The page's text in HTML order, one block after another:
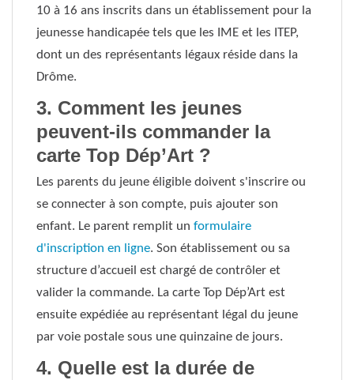
10 à 16 ans inscrits dans un établissement pour la
jeunesse handicapée tels que les IME et les ITEP,
dont un des représentants légaux réside dans la
Drôme.
3. Comment les jeunes
peuvent-ils commander la
carte Top Dép’Art ?
Les parents du jeune éligible doivent s'inscrire ou
se connecter à son compte, puis ajouter son
enfant. Le parent remplit un formulaire
d'inscription en ligne. Son établissement ou sa
structure d’accueil est chargé de contrôler et
valider la commande. La carte Top Dép’Art est
ensuite expédiée au représentant légal du jeune
par voie postale sous une quinzaine de jours.
4. Quelle est la durée de